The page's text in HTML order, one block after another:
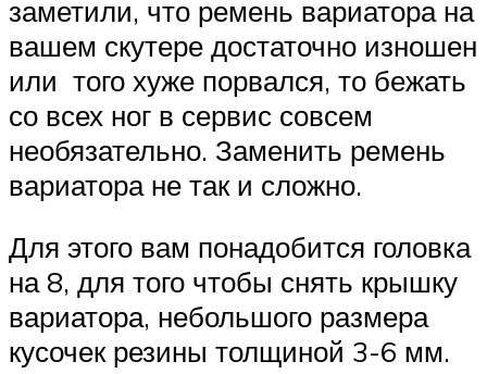
заметили, что ремень вариатора на
вашем скутере достаточно изношен
или того хуже порвался, то бежать
со всех ног в сервис совсем
необязательно. Заменить ремень
вариатора не так и сложно.
Для этого вам понадобится головка
на 8, для того чтобы снять крышку
вариатора, небольшого размера
кусочек резины толщиной 3-6 мм.